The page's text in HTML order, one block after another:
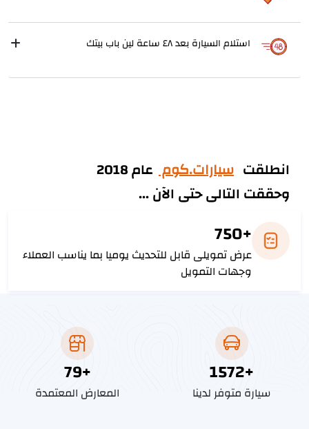
استلام السيارة بعد ٤٨ ساعة لين باب بيتك
انطلقت سيارات.كوم عام 2018
وحققت التالى حتى الآن ...
+750
عرض تمويلى قابل للتحديث يوميا بما يناسب العملاء
وجهات التمويل
1786+
سيارة متوفر لدينا
89+
المعارض المعتمدة